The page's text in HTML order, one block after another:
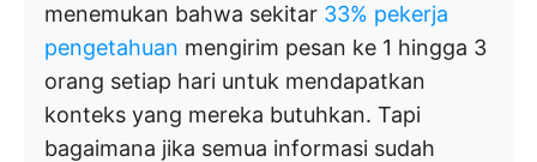
menemukan bahwa sekitar 33% pekerja
pengetahuan mengirim pesan ke 1 hingga 3
orang setiap hari untuk mendapatkan
konteks yang mereka butuhkan. Tapi
bagaimana jika semua informasi sudah